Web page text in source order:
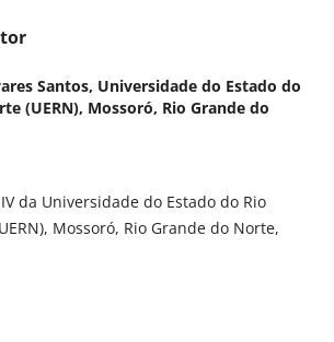
Santos, Universidade do Estado do
(UERN), Mossoró, Rio Grande do
da Universidade do Estado do Rio
Mossoró, Rio Grande do Norte,